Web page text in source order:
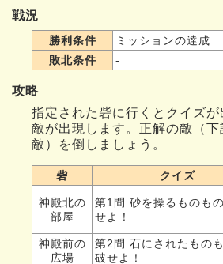
戦況
勝利条件
ミッションの達成
敗北条件
-
攻略
指定された砦に行くとクイズ
敵が出現します。正解の敵（
敵）を倒しましょう。
砦 クイズ
神殿北の
部屋
第1問 砂を操るものも
せよ！
神殿前の
広場
第2問 石にされたもの
破せよ！